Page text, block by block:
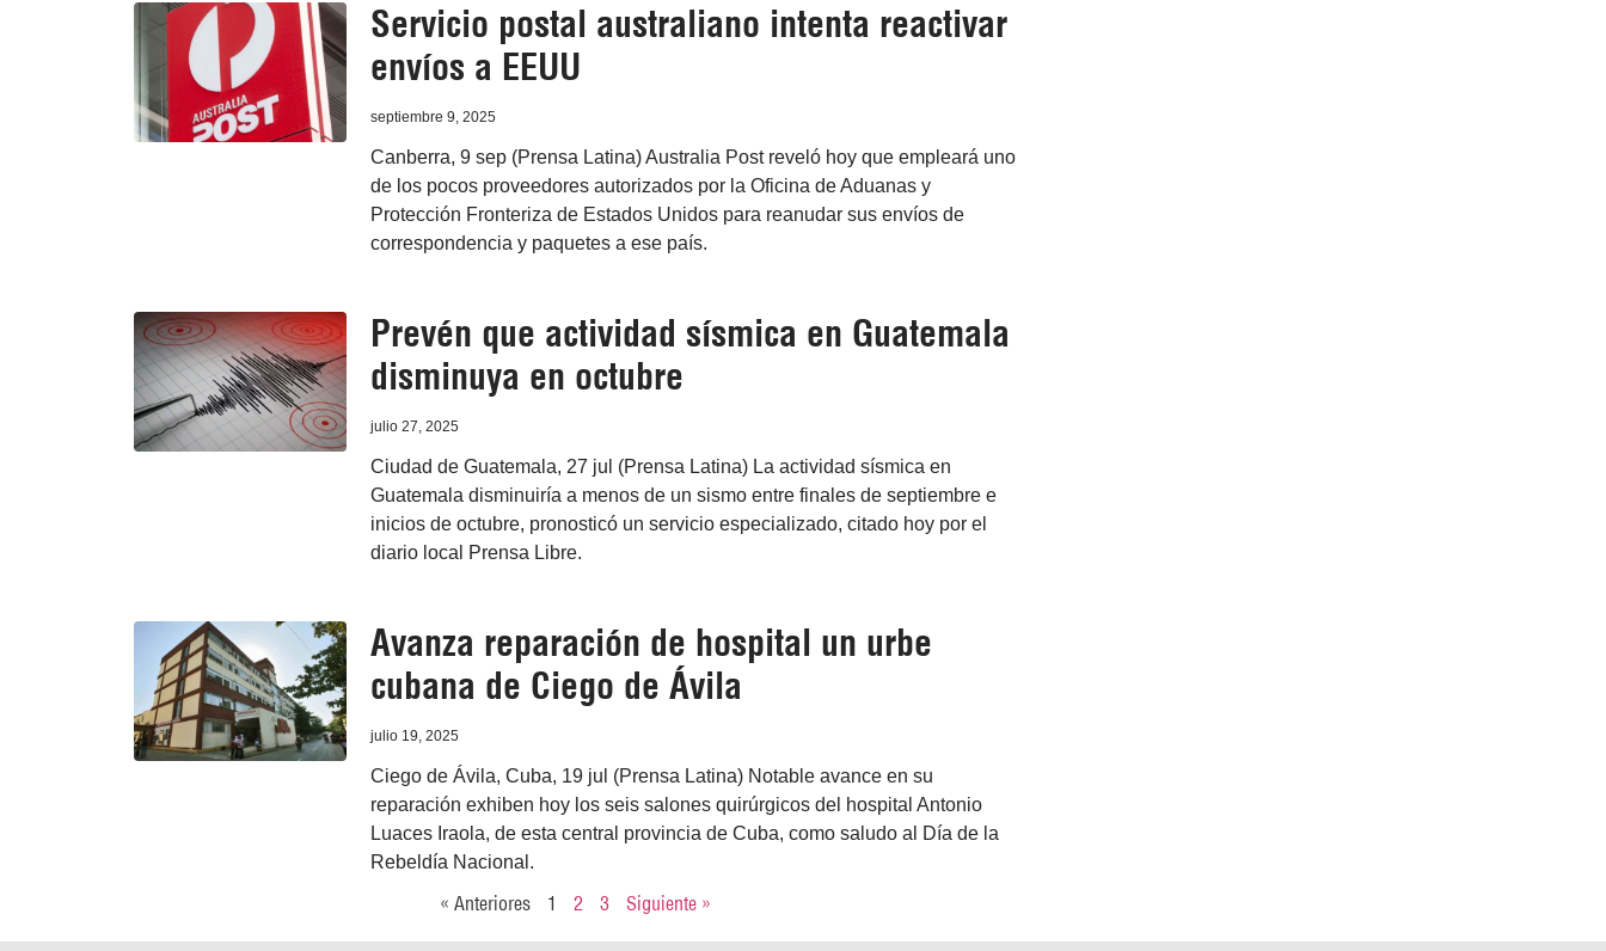
Servicio postal australiano intenta reactivar
envíos a EEUU
septiembre 9, 2025
Canberra, 9 sep (Prensa Latina) Australia Post reveló hoy que empleará uno
de los pocos proveedores autorizados por la Oficina de Aduanas y
Protección Fronteriza de Estados Unidos para reanudar sus envíos de
correspondencia y paquetes a ese país.
Prevén que actividad sísmica en Guatemala
disminuya en octubre
julio 27, 2025
Ciudad de Guatemala, 27 jul (Prensa Latina) La actividad sísmica en
Guatemala disminuiría a menos de un sismo entre finales de septiembre e
inicios de octubre, pronosticó un servicio especializado, citado hoy por el
diario local Prensa Libre.
Avanza reparación de hospital un urbe
cubana de Ciego de Ávila
julio 19, 2025
Ciego de Ávila, Cuba, 19 jul (Prensa Latina) Notable avance en su
reparación exhiben hoy los seis salones quirúrgicos del hospital Antonio
Luaces Iraola, de esta central provincia de Cuba, como saludo al Día de la
Rebeldía Nacional.
« Anteriores 1 2 3 Siguiente »